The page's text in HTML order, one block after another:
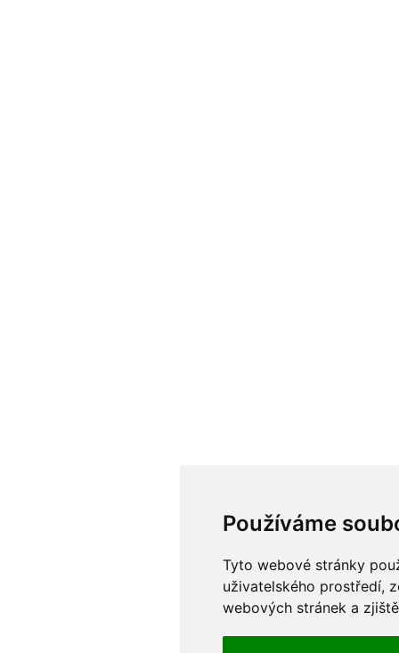
Používáme
Tyto webové stránky
uživatelského prostředí,
webových stránek a